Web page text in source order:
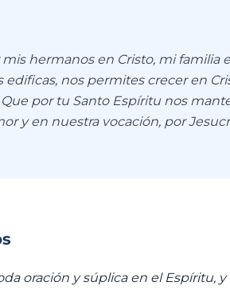
hermanos en Cristo, mi familia
nos permites crecer en
por tu Santo Espíritu nos
y en nuestra vocación, por
oración y súplica en el Espíritu,